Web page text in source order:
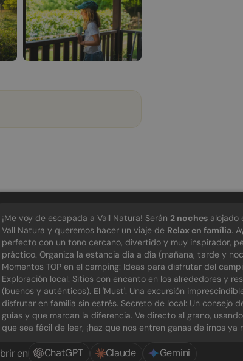
¡Me voy de escapada a Vall Natura! Serán 2 noches alojado
Vall Natura y queremos hacer un viaje de Relax en família.
perfecto con un tono cercano, divertido y muy inspirador,
práctico. Organiza la estancia día a día (mañana, tarde y
Momentos TOP en el camping: Ideas para disfrutar del
Exploración local: Sitios con encanto en los alrededores y
(buenos y auténticos). El 'Must': Una excursión
disfrutar en familia sin estrés. Secreto de local: Un consejo
guías y que marcan la diferencia. Ve directo al grano,
que sea fácil de leer, ¡haz que nos entren ganas de irnos ya
en ChatGPT Claude Gemini